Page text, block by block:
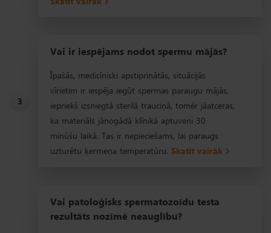
3
Vai ir iespējams nodot spermu mājās?
Īpašās, medicīniski apstiprinātās, situācijās
vīrietim ir iespēja iegūt spermas paraugu mājās,
iepriekš izsniegtā sterilā trauciņā, tomēr jāatceras,
ka materiāls jānogādā klīnikā aptuveni 30
minūšu laikā. Tas ir nepieciešams, lai paraugs
uzturētu ķermeņa temperatūru. Skatīt vairāk
Vai patoloģisks spermatozoīdu testa
rezultāts nozīmē neauglību?